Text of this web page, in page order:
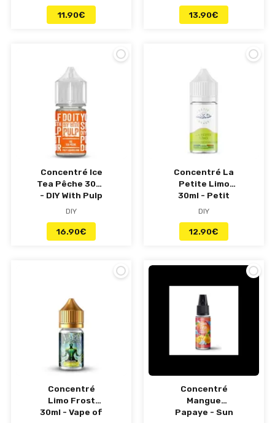
11.90€ 13.90€
Concentré Ice
Tea Pêche 30ml
- DIY With Pulp
DIY
16.90€
Concentré La
Petite Limo
30ml - Petit
Nuage
DIY
12.90€
Concentré
Limo Frost
30ml - Vape of
Concentré
Mangue
Papaye - Sun